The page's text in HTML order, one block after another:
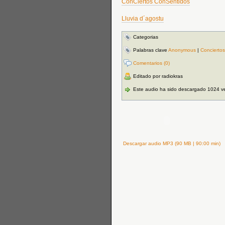
ConCiertos ConSentidos
Lluvia d´agostu
Categorias
Palabras clave Anonymous |
Comentarios (0)
Editado por radiokras
Este audio ha sido descargado 1024
Descargar audio MP3 (90 MB | 90:00 min)